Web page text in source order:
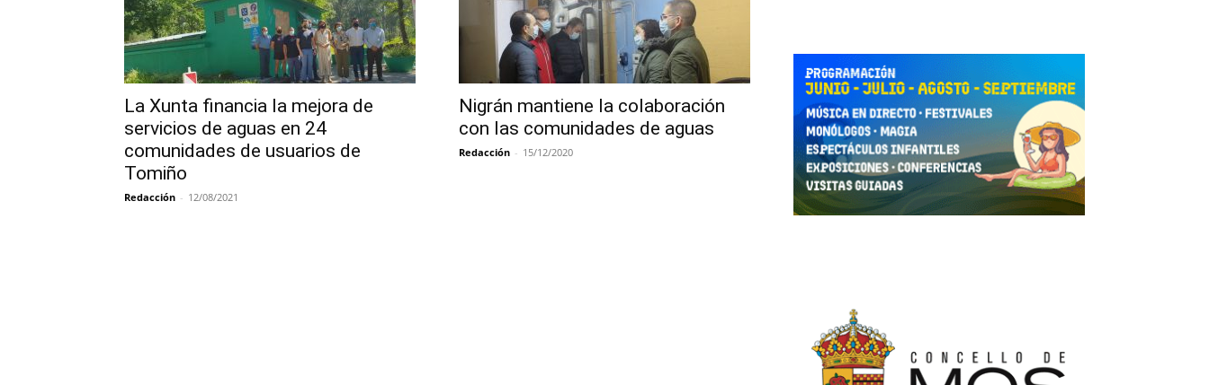
La Xunta financia la mejora de
servicios de aguas en 24
comunidades de usuarios de
Tomiño
Redacción - 12/08/2021
Nigrán mantiene la colaboración
con las comunidades de aguas
Redacción - 15/12/2020